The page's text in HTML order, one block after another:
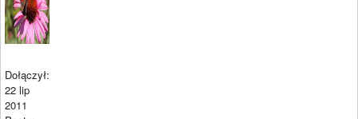
Dołączył:
22 lip
2011